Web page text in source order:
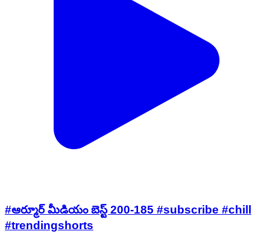
#ఆర్మూర్ మీడియం బెస్ట్ 200-185 #subscribe #chill
#trendingshorts